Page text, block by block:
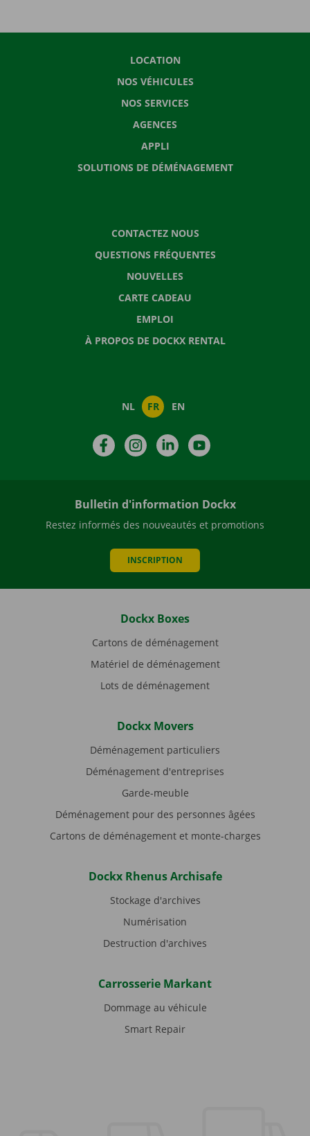
LOCATION
NOS VÉHICULES
NOS SERVICES
AGENCES
APPLI
SOLUTIONS DE DÉMÉNAGEMENT
CONTACTEZ NOUS
QUESTIONS FRÉQUENTES
NOUVELLES
CARTE CADEAU
EMPLOI
À PROPOS DE DOCKX RENTAL
NL FR EN
FacebookInstagramLinkedIn
Bulletin d'information Dockx
Restez informés des nouveautés et promotions
INSCRIPTION
Dockx Boxes
Cartons de déménagement
Matériel de déménagement
Lots de déménagement
Dockx Movers
Déménagement particuliers
Déménagement d'entreprises
Garde-meuble
Déménagement pour des personnes âgées
Cartons de déménagement et monte-charges
Dockx Rhenus Archisafe
Stockage d'archives
Numérisation
Destruction d'archives
Carrosserie Markant
Dommage au véhicule
Smart Repair